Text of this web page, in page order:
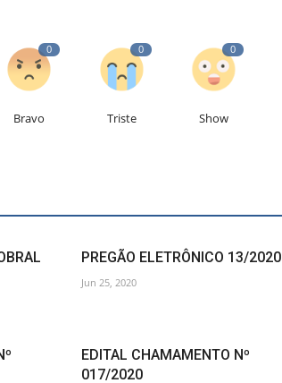
0
Bravo
0
Triste
0
Show
PREGÃO ELETRÔNICO 13/2020
Jun 25, 2020
EDITAL CHAMAMENTO Nº
017/2020